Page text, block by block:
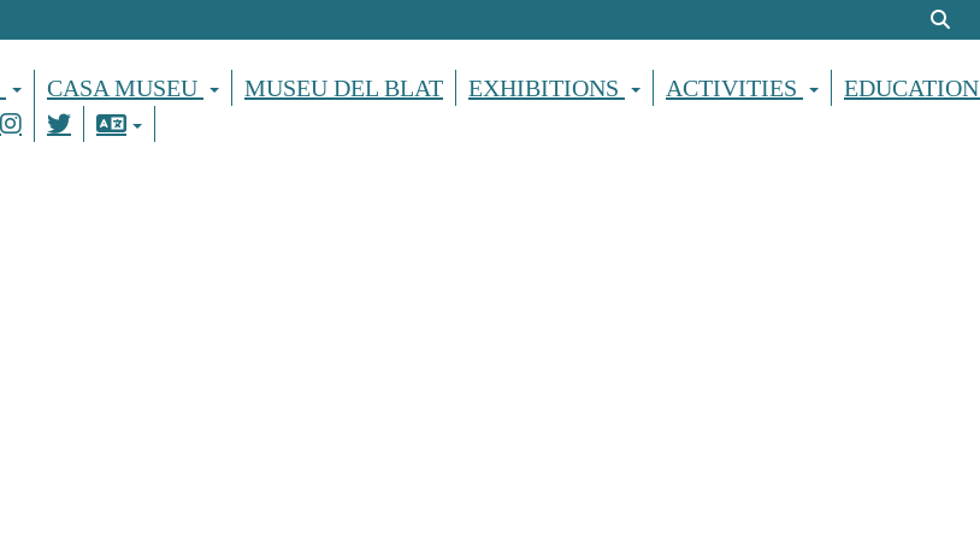
CASA MUSEU MUSEU DEL BLAT EXHIBITIONS ACTIVITIES EDUCATION